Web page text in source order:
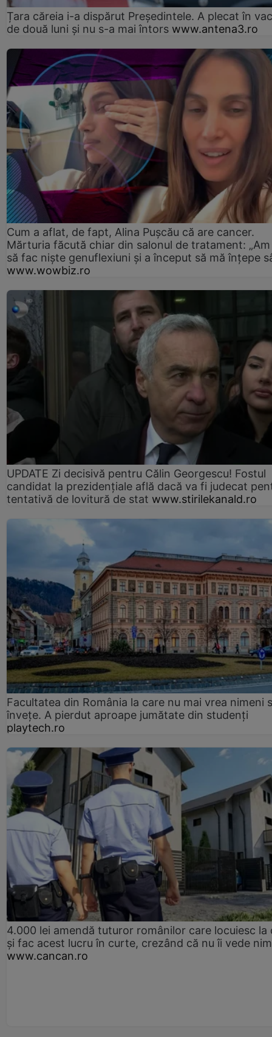
Țara căreia i-a dispărut Președintele. A plecat în
de două luni și nu s-a mai întors www.antena3.ro
Cum a aflat, de fapt, Alina Pușcău că are cancer.
Mărturia făcută chiar din salonul de tratament:
să fac niște genuflexiuni și a început să mă înțepe
www.wowbiz.ro
UPDATE Zi decisivă pentru Călin Georgescu! Fostul
candidat la prezidențiale află dacă va fi judecat
tentativă de lovitură de stat www.stirilekanald.ro
Facultatea din România la care nu mai vrea nimeni
înveţe. A pierdut aproape jumătate din studenţi
playtech.ro
4.000 lei amendă tuturor românilor care locuiesc la
și fac acest lucru în curte, crezând că nu îi vede
www.cancan.ro